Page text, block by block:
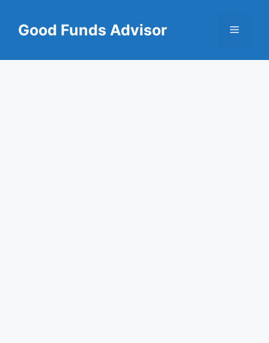
Good Funds Advisor Menu